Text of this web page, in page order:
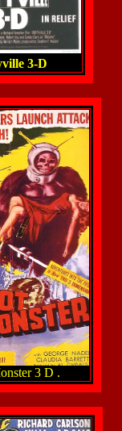
3-D
3 D .